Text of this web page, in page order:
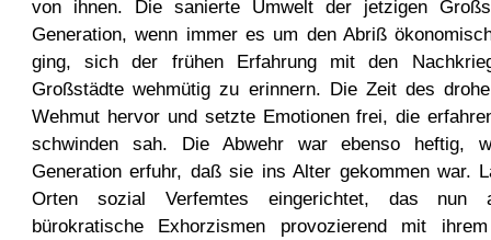
von ihnen. Die sanierte Umwelt der jetzigen
Generation, wenn immer es um den Abriß
ging, sich der frühen Erfahrung mit den
Großstädte wehmütig zu erinnern. Die Zeit des
Wehmut hervor und setzte Emotionen frei, die
schwinden sah. Die Abwehr war ebenso heftig,
Generation erfuhr, daß sie ins Alter gekommen war.
Orten sozial Verfemtes eingerichtet, das nun
bürokratische Exhorzismen provozierend mit